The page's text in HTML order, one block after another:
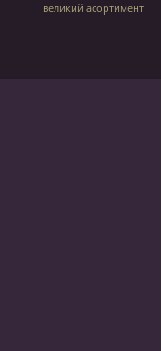
великий асортимент